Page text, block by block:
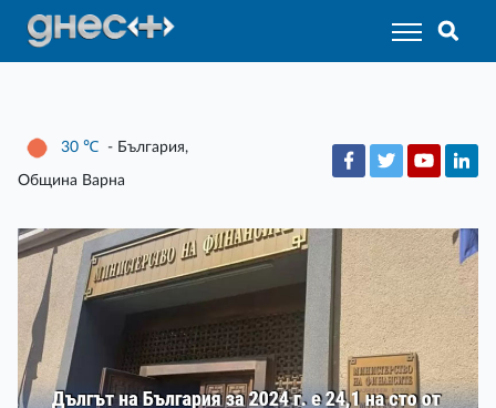
30 ℃ - България,
Община Варна